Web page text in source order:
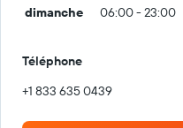
dimanche
06:00 - 23:00
Téléphone
+1 833 635 0439